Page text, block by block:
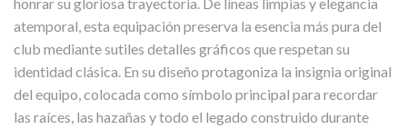
atemporal, esta equipación preserva la esencia más pura del
club mediante sutiles detalles gráficos que respetan su
identidad clásica. En su diseño protagoniza la insignia original
del equipo, colocada como símbolo principal para recordar
las raíces, las hazañas y todo el legado construido durante